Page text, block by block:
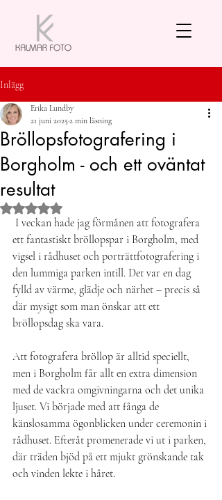
Inlägg
Bröllopsfotografering i
Borgholm - och ett oväntat
resultat
Erika Lundby
21 juni 20252 min läsning
Betygsatt till NaN av 5 stjärnor.
I veckan hade jag förmånen att fotografera
ett fantastiskt bröllopspar i Borgholm, med
vigsel i rådhuset och porträttfotografering i
den lummiga parken intill. Det var en dag
fylld av värme, glädje och närhet – precis så
där mysigt som man önskar att ett
bröllopsdag ska vara.
Att fotografera bröllop är alltid speciellt,
men i Borgholm får allt en extra dimension
med de vackra omgivningarna och det unika
ljuset. Vi började med att fånga de
känslosamma ögonblicken under ceremonin i
rådhuset. Efteråt promenerade vi ut i parken,
där träden bjöd på ett mjukt grönskande tak
och vinden lekte i håret.